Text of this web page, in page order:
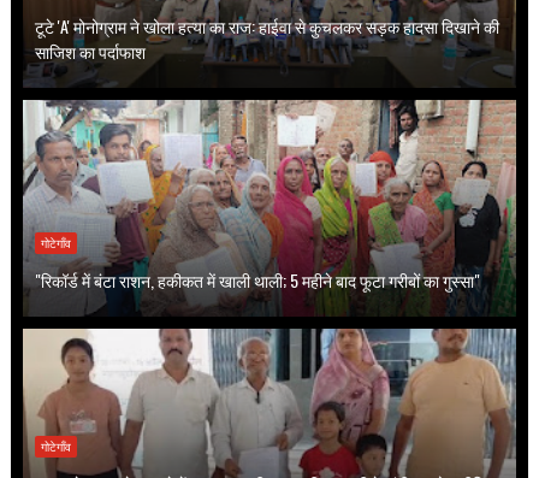
टूटे 'A' मोनोग्राम ने खोला हत्या का राज: हाईवा से कुचलकर सड़क हादसा दिखाने की
साजिश का पर्दाफाश
गोटेगाँव
"रिकॉर्ड में बंटा राशन, हकीकत में खाली थाली; 5 महीने बाद फूटा गरीबों का गुस्सा"
गोटेगाँव